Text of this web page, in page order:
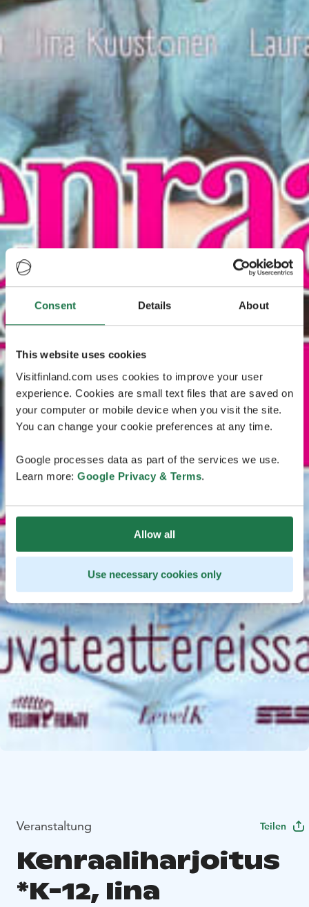
Consent Details About
This website uses cookies
Visitfinland.com uses cookies to improve your user
experience. Cookies are small text files that are saved on
your computer or mobile device when you visit the site.
You can change your cookie preferences at any time.
Google processes data as part of the services we use.
Learn more: Google Privacy & Terms.
Allow all
Use necessary cookies only
Veranstaltung Teilen
Kenraaliharjoitus
*K-12, Iina